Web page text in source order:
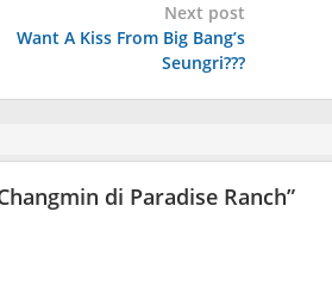
Next post
Want A Kiss From Big Bang’s
Seungri???
di Paradise Ranch”